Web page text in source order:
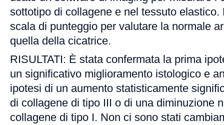
sottotipo di collagene e nel tessuto
scala di punteggio per valutare la normale
quella della cicatrice.
RISULTATI: È stata confermata la prima
un significativo miglioramento istologico e
ipotesi di un aumento statisticamente
di collagene di tipo III o di una diminuzione
collagene di tipo I. Non ci sono stati